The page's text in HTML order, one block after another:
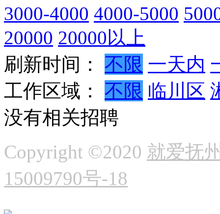
3000-4000 4000-5000
20000 20000以上
刷新时间：
不限 一天内
工作区域：
不限 临川区
没有相关招聘
Copyright ©2020 就爱抚
15009790号-18